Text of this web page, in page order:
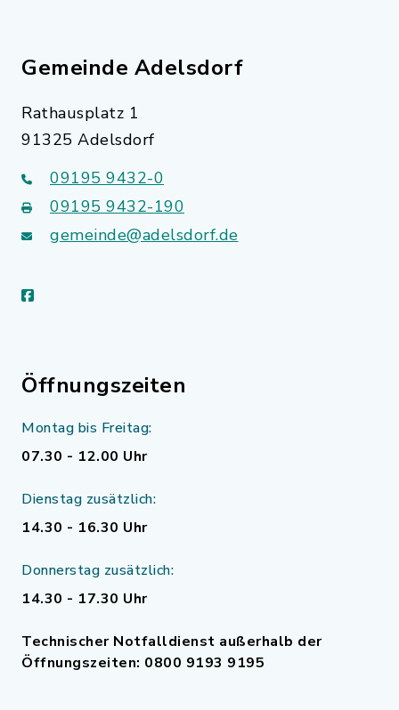
Gemeinde Adelsdorf
Rathausplatz 1
91325 Adelsdorf
09195 9432-0
09195 9432-190
gemeinde@adelsdorf.de
facebook
Öffnungszeiten
Montag bis Freitag:
07.30 - 12.00 Uhr
Dienstag zusätzlich:
14.30 - 16.30 Uhr
Donnerstag zusätzlich:
14.30 - 17.30 Uhr
Technischer Notfalldienst außerhalb der
Öffnungszeiten: 0800 9193 9195